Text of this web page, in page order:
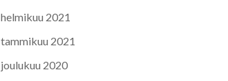
helmikuu 2021
tammikuu 2021
joulukuu 2020